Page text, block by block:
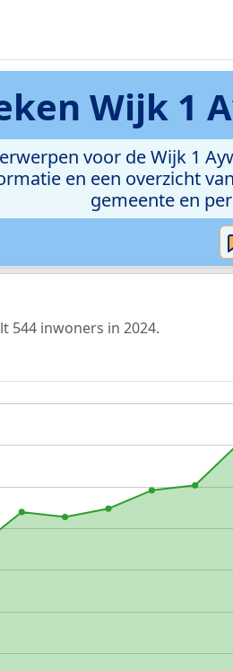
Wijk 1
voor de Wijk 1
en een overzicht
gemeente en
544 inwoners in 2024.